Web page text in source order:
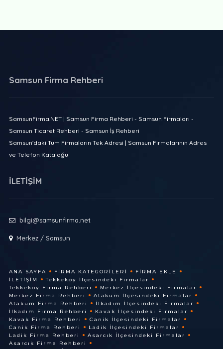
Samsun Firma Rehberi
SamsunFirma.NET | Samsun Firma Rehberi - Samsun Firmaları -
Samsun Ticaret Rehberi - Samsun İş Rehberi
Samsun'daki Tüm Firmaların Tek Adresi | Samsun Firmalarının Adres
ve Telefon Kataloğu
İLETİŞİM
bilgi@samsunfirma.net
Merkez / Samsun
ANA SAYFA FIRMA KATEGORILERI
FIRMA EKLE
İLETIŞIM
Tekkeköy İlçesindeki Firmalar
Tekkeköy Firma Rehberi
Merkez İlçesindeki Firmalar
Merkez Firma Rehberi
Atakum İlçesindeki Firmalar
Atakum Firma Rehberi
İlkadım İlçesindeki Firmalar
İlkadım Firma Rehberi
Kavak İlçesindeki Firmalar
Kavak Firma Rehberi
Canik İlçesindeki Firmalar
Canik Firma Rehberi
Ladik İlçesindeki Firmalar
Ladik Firma Rehberi
Asarcık İlçesindeki Firmalar
Asarcık Firma Rehberi